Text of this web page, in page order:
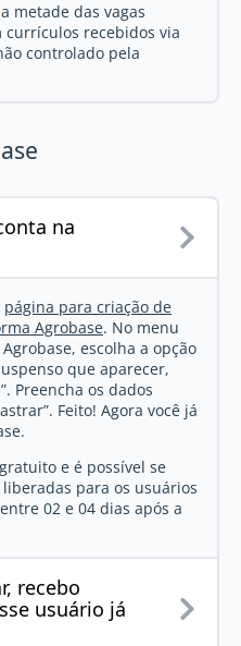
metade das vagas
recebidos via
controlado pela
na
página para criação de
Agrobase. No menu
escolha a opção
que aparecer,
Preencha os dados
Feito! Agora você já
e é possível se
para os usuários
02 e 04 dias após a
recebo
usuário já